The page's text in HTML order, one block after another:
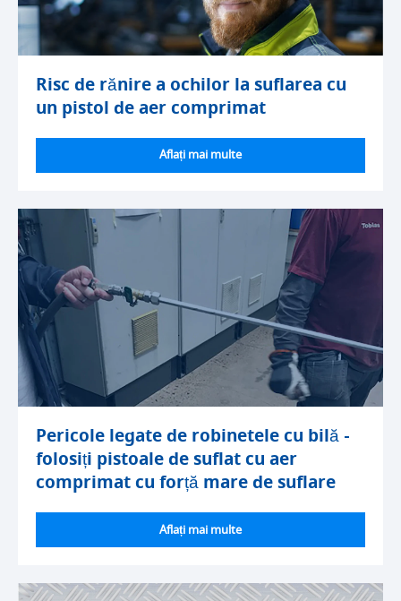
Risc de rănire a ochilor la suflarea cu
un pistol de aer comprimat
Aflați mai multe
Pericole legate de robinetele cu bilă -
folosiți pistoale de suflat cu aer
comprimat cu forță mare de suflare
Aflați mai multe